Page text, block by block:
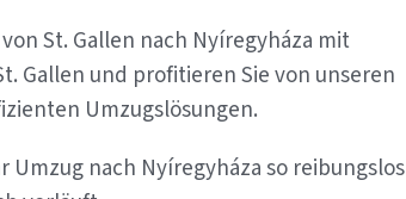
St. Gallen nach Nyíregyháza mit
Gallen und profitieren Sie von unseren
Umzugslösungen.
Umzug nach Nyíregyháza so reibungslos